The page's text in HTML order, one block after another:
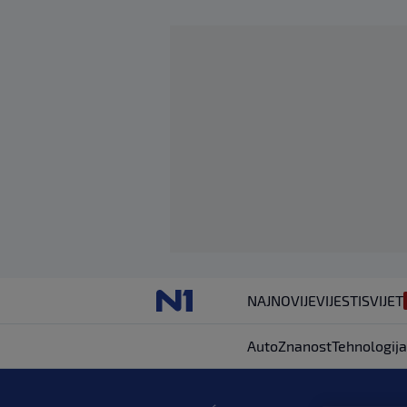
NAJNOVIJEVIJESTISVIJET
AutoZnanostTehnologija